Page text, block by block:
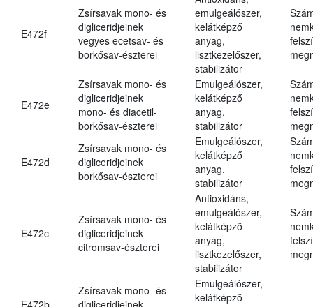
E472f
Zsírsavak mono- és
digliceridjeinek
vegyes ecetsav- és
borkősav-észterei
emulgeálószer,
kelátképző
anyag,
lisztkezelőszer,
stabilizátor
E472e
Zsírsavak mono- és
digliceridjeinek
mono- és diacetil-
borkősav-észterei
Emulgeálószer,
kelátképző
anyag,
stabilizátor
E472d
Zsírsavak mono- és
digliceridjeinek
borkősav-észterei
Emulgeálószer,
kelátképző
anyag,
stabilizátor
E472c
Zsírsavak mono- és
digliceridjeinek
citromsav-észterei
Antioxidáns,
emulgeálószer,
kelátképző
anyag,
lisztkezelőszer,
stabilizátor
E472b
Zsírsavak mono- és
digliceridjeinek
Emulgeálószer,
kelátképző